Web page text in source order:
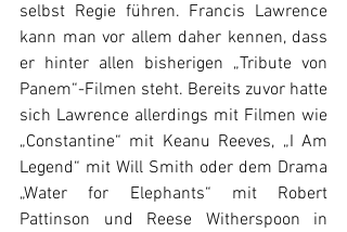
selbst Regie führen. Francis Lawrence
kann man vor allem daher kennen, dass
er hinter allen bisherigen „Tribute von
Panem“-Filmen steht. Bereits zuvor hatte
sich Lawrence allerdings mit Filmen wie
„Constantine“ mit Keanu Reeves, „I Am
Legend“ mit Will Smith oder dem Drama
„Water for Elephants“ mit Robert
Pattinson und Reese Witherspoon in